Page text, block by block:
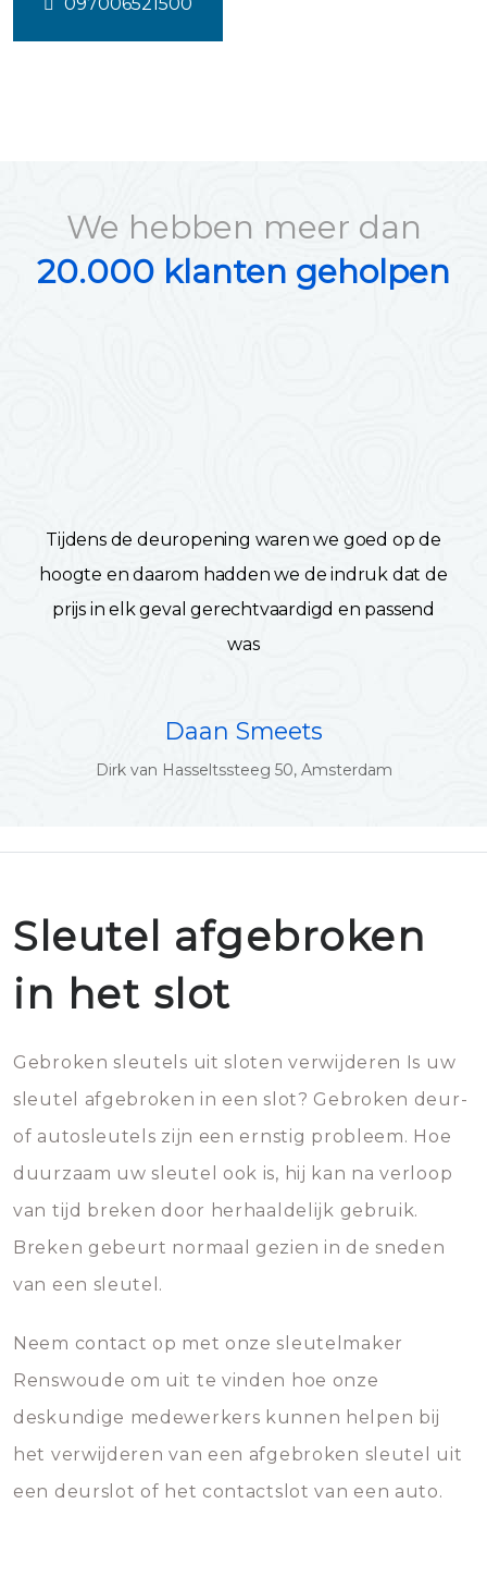
We hebben meer dan
20.000 klanten geholpen
Tijdens de deuropening waren we goed op de
hoogte en daarom hadden we de indruk dat de
prijs in elk geval gerechtvaardigd en passend
was
Daan Smeets
Dirk van Hasseltssteeg 50, Amsterdam
Sleutel afgebroken
in het slot
Gebroken sleutels uit sloten verwijderen Is uw
sleutel afgebroken in een slot? Gebroken deur-
of autosleutels zijn een ernstig probleem. Hoe
duurzaam uw sleutel ook is, hij kan na verloop
van tijd breken door herhaaldelijk gebruik.
Breken gebeurt normaal gezien in de sneden
van een sleutel.
Neem contact op met onze sleutelmaker
Renswoude om uit te vinden hoe onze
deskundige medewerkers kunnen helpen bij
het verwijderen van een afgebroken sleutel uit
een deurslot of het contactslot van een auto.